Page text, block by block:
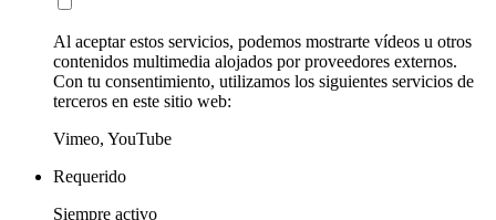
Al aceptar estos servicios, podemos mostrarte vídeos u otros
contenidos multimedia alojados por proveedores externos.
Con tu consentimiento, utilizamos los siguientes servicios de
terceros en este sitio web:
Vimeo, YouTube
Requerido
Siempre activo